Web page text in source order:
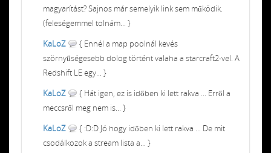
magyarítást? Sajnos már semelyik link sem működik.
(feleségemmel tolnám... }
KaLoZ
{ Ennél a map poolnál kevés
szörnyűségesebb dolog történt valaha a starcraft2-vel. A
Redshift LE egy... }
KaLoZ
{ Hát igen, ez is időben ki lett rakva ... Erről a
meccsről meg nem is... }
KaLoZ
{ :D:D Jó hogy időben ki lett rakva ... De mit
csodálkozok a stream lista a... }